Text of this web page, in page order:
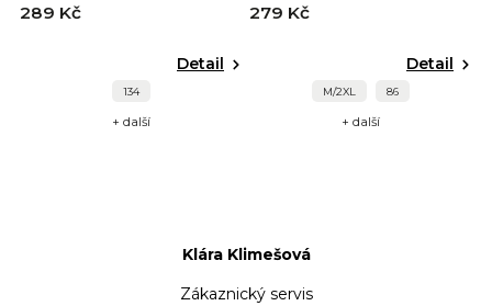
289 Kč
Detail
134
+ další
279 Kč
Detail
M/2XL 86
+ další
Klára Klimešová
Zákaznický servis